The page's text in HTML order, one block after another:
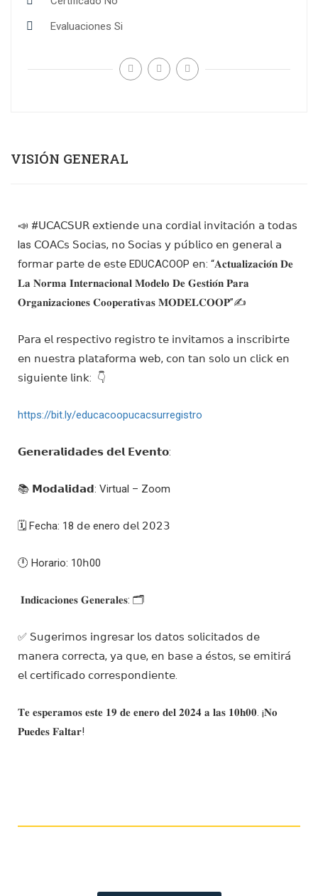
VISIÓN GENERAL
📣 #𝖴𝖢𝖠𝖢𝖲𝖴𝖱 𝖾𝗑𝗍𝗂𝖾𝗇𝖽𝖾 𝗎𝗇𝖺 𝖼𝗈𝗋𝖽𝗂𝖺𝗅 𝗂𝗇𝗏𝗂𝗍𝖺𝖼𝗂𝗈́𝗇 𝖺 𝗍𝗈𝖽𝖺𝗌
las 𝖢𝖮𝖠𝖢𝗌 𝖲𝗈𝖼𝗂𝖺𝗌, 𝗇𝗈 𝖲𝗈𝖼𝗂𝖺𝗌 𝗒 𝗉𝗎́𝖻𝗅𝗂𝖼𝗈 𝖾𝗇 𝗀𝖾𝗇𝖾𝗋𝖺𝗅 𝖺
𝖿𝗈𝗋𝗆𝖺𝗋 𝗉𝖺𝗋𝗍𝖾 𝖽𝖾 𝖾𝗌𝗍𝖾 EDUCACOOP 𝖾𝗇: “𝐀𝐜𝐭𝐮𝐚𝐥𝐢𝐳𝐚𝐜𝐢𝐨́𝐧 𝐃𝐞
𝐋𝐚 𝐍𝐨𝐫𝐦𝐚 𝐈𝐧𝐭𝐞𝐫𝐧𝐚𝐜𝐢𝐨𝐧𝐚𝐥 𝐌𝐨𝐝𝐞𝐥𝐨 𝐃𝐞 𝐆𝐞𝐬𝐭𝐢𝐨́𝐧 𝐏𝐚𝐫𝐚
𝐎𝐫𝐠𝐚𝐧𝐢𝐳𝐚𝐜𝐢𝐨𝐧𝐞𝐬 𝐂𝐨𝐨𝐩𝐞𝐫𝐚𝐭𝐢𝐯𝐚𝐬 𝐌𝐎𝐃𝐄𝐋𝐂𝐎𝐎𝐏”✍️
𝖯𝖺𝗋𝖺 𝖾𝗅 𝗋𝖾𝗌𝗉𝖾𝖼𝗍𝗂𝗏𝗈 𝗋𝖾𝗀𝗂𝗌𝗍𝗋𝗈 𝗍𝖾 𝗂𝗇𝗏𝗂𝗍𝖺𝗆𝗈𝗌 𝖺 𝗂𝗇𝗌𝖼𝗋𝗂𝖻𝗂𝗋𝗍𝖾
𝖾𝗇 𝗇𝗎𝖾𝗌𝗍𝗋𝖺 𝗉𝗅𝖺𝗍𝖺𝖿𝗈𝗋𝗆𝖺 𝗐𝖾𝖻, 𝖼𝗈𝗇 𝗍𝖺𝗇 𝗌𝗈𝗅𝗈 𝗎𝗇 𝖼𝗅𝗂𝖼𝗄 𝖾𝗇
𝗌𝗂𝗀𝗎𝗂𝖾𝗇𝗍𝖾 𝗅𝗂𝗇𝗄: 👇
https://bit.ly/educacoopucacsurregistro
𝗚𝗲𝗻𝗲𝗿𝗮𝗹𝗶𝗱𝗮𝗱𝗲𝘀 𝗱𝗲𝗹 𝗘𝘃𝗲𝗻𝘁𝗼:
📚 𝗠𝗼𝗱𝗮𝗹𝗶𝗱𝗮𝗱: Virtual – Zoom
🗓️ Fecha: 18 𝖽𝖾 enero 𝖽𝖾𝗅 𝟤𝟢𝟤𝟥
🕛 Horario: 10𝗁00
𝐈𝐧𝐝𝐢𝐜𝐚𝐜𝐢𝐨𝐧𝐞𝐬 𝐆𝐞𝐧𝐞𝐫𝐚𝐥𝐞𝐬: 🗂️
✅ 𝖲𝗎𝗀𝖾𝗋𝗂𝗆𝗈𝗌 𝗂𝗇𝗀𝗋𝖾𝗌𝖺𝗋 𝗅𝗈𝗌 𝖽𝖺𝗍𝗈𝗌 𝗌𝗈𝗅𝗂𝖼𝗂𝗍𝖺𝖽𝗈𝗌 𝖽𝖾
𝗆𝖺𝗇𝖾𝗋𝖺 𝖼𝗈𝗋𝗋𝖾𝖼𝗍𝖺, 𝗒𝖺 𝗊𝗎𝖾, 𝖾𝗇 𝖻𝖺𝗌𝖾 𝖺 𝖾́𝗌𝗍𝗈𝗌, 𝗌𝖾 𝖾𝗆𝗂𝗍𝗂𝗋𝖺́
𝖾𝗅 𝖼𝖾𝗋𝗍𝗂𝖿𝗂𝖼𝖺𝖽𝗈 𝖼𝗈𝗋𝗋𝖾𝗌𝗉𝗈𝗇𝖽𝗂𝖾𝗇𝗍𝖾.
𝐓𝐞 𝐞𝐬𝐩𝐞𝐫𝐚𝐦𝐨𝐬 𝐞𝐬𝐭𝐞 𝟏𝟗 𝐝𝐞 𝐞𝐧𝐞𝐫𝐨 𝐝𝐞𝐥 𝟐𝟎𝟐𝟒 𝐚 𝐥𝐚𝐬 𝟏𝟎𝐡𝟎𝟎. ¡𝐍𝐨
𝐏𝐮𝐞𝐝𝐞𝐬 𝐅𝐚𝐥𝐭𝐚𝐫!
Evaluaciones Si